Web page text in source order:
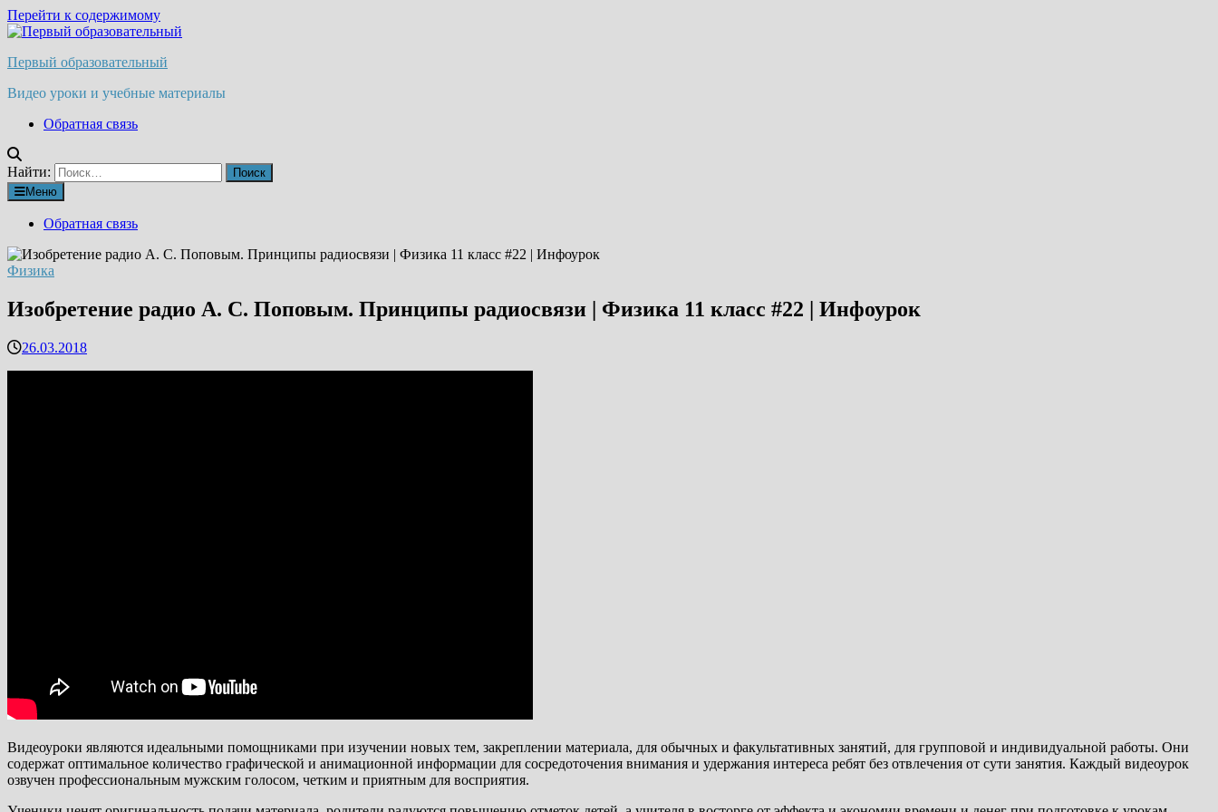
Перейти к содержимому
Первый образовательный
Видео уроки и учебные материалы
Обратная связь
Найти:
Меню
Обратная связь
Физика
Изобретение радио А. С. Поповым. Принципы радиосвязи | Физика 11 класс #22 | Инфоурок
26.03.2018
Видеоуроки являются идеальными помощниками при изучении новых тем, закреплении материала, для обычных и факультативных занятий, для групповой и индивидуальной работы. Они
содержат оптимальное количество графической и анимационной информации для сосредоточения внимания и удержания интереса ребят без отвлечения от сути занятия. Каждый видеоурок
озвучен профессиональным мужским голосом, четким и приятным для восприятия.